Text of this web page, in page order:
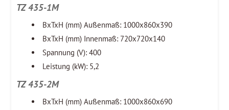
TZ 435-1M
BxTxH (mm) Außenmaß: 1000x860x390
BxTxH (mm) Innenmaß: 720x720x140
Spannung (V): 400
Leistung (kW): 5,2
TZ 435-2M
BxTxH (mm) Außenmaß: 1000x860x690